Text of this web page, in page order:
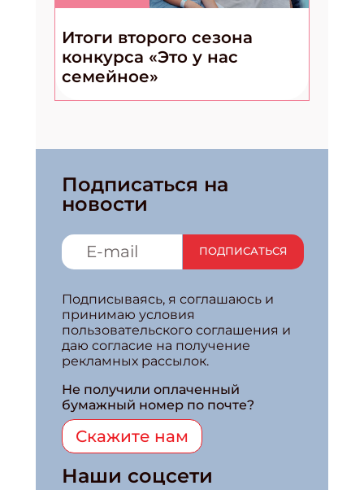
Итоги второго сезона
конкурса «Это у нас
семейное»
Подписаться на
новости
ПОДПИСАТЬСЯ
Подписываясь, я соглашаюсь и
принимаю условия
пользовательского соглашения и
даю согласие на получение
рекламных рассылок.
Не получили оплаченный
бумажный номер по почте?
Скажите нам
Наши соцсети